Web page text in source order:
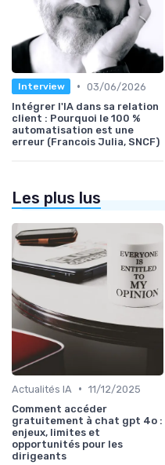
Interview • 03/06/2026
Intégrer l'IA dans sa relation
client : Pourquoi le 100 %
automatisation est une
erreur (Francois Julia, SNCF)
Les plus lus
Actualités IA • 11/12/2025
Comment accéder
gratuitement à chat gpt 4o :
enjeux, limites et
opportunités pour les
dirigeants